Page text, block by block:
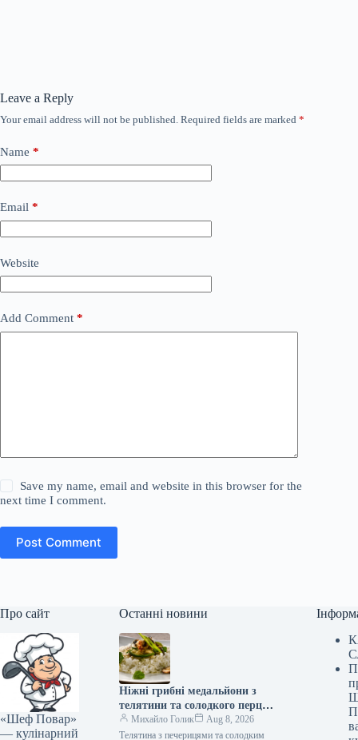
Leave a Reply
Your email address will not be published. Required fields are marked *
Name *
Email *
Website
Add Comment *
Save my name, email and website in this browser for the
next time I comment.
Post Comment
Про сайт
«Шеф Повар»
— кулінарний
Останні новини
Ніжні грибні медальйони з
телятини та солодкого перцю:
покроковий рецепт із фото
Михайло Голик
Aug 8, 2026
Телятина з печерицями та солодким